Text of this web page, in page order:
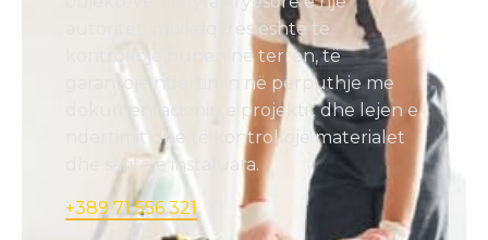
autoriteti mbikëqyrës është të
kontrollojë punën në terren, të
garantojë ndërtimin në përputhje me
dokumentacionin e projektit dhe lejen e
ndërtimit dhe të kontrollojë materialet
dhe sasitë e instaluara.
+389 71 556 321